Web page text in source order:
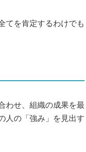
てを肯定するわけでも
わせ、組織の成果を最
人の「強み」を見出す